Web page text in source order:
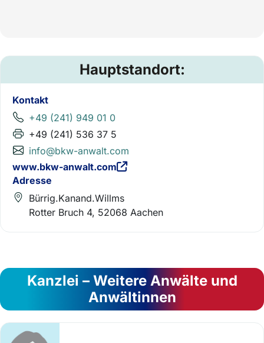
Hauptstandort:
Kontakt
+49 (241) 949 01 0
+49 (241) 536 37 5
info@bkw-anwalt.com
www.bkw-anwalt.com
Adresse
Bürrig.Kanand.Willms
Rotter Bruch 4, 52068 Aachen
Kanzlei – Weitere Anwälte und
Anwältinnen